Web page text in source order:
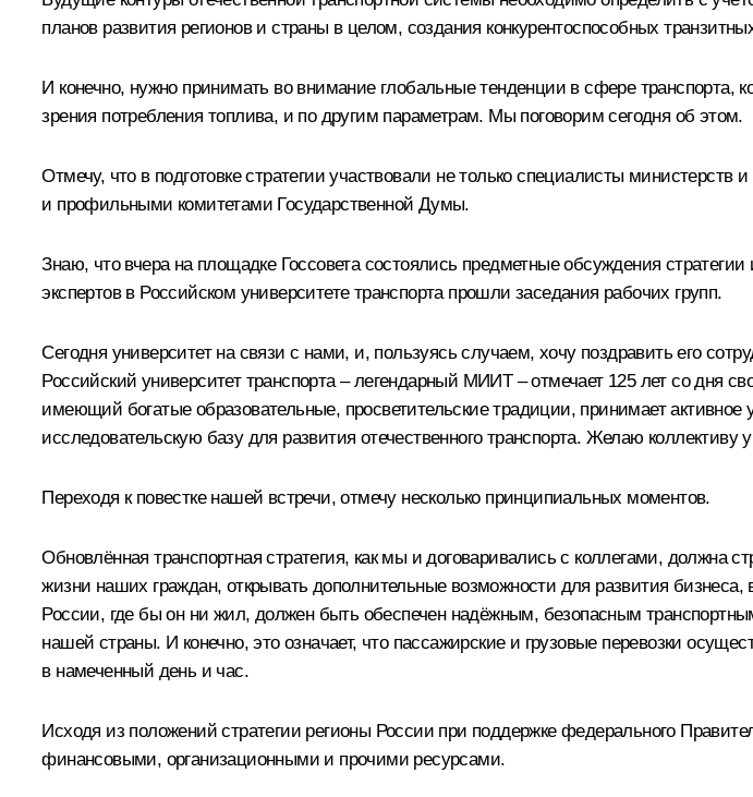
планов развития регионов и страны в целом, создания конкурентоспособных
И конечно, нужно принимать во внимание глобальные тенденции в сфере
зрения потребления топлива, и по другим параметрам. Мы поговорим сегодня об этом.
Отмечу, что в подготовке стратегии участвовали не только специалисты
и профильными комитетами Государственной Думы.
Знаю, что вчера на площадке Госсовета состоялись предметные обсуждения
экспертов в Российском университете транспорта прошли заседания рабочих групп.
Сегодня университет на связи с нами, и, пользуясь случаем, хочу поздравить его
Российский университет транспорта – легендарный МИИТ – отмечает 125 лет со дня
имеющий богатые образовательные, просветительские традиции, принимает активное
исследовательскую базу для развития отечественного транспорта. Желаю коллективу
Переходя к повестке нашей встречи, отмечу несколько принципиальных моментов.
Обновлённая транспортная стратегия, как мы и договаривались с коллегами, должна
жизни наших граждан, открывать дополнительные возможности для развития
России, где бы он ни жил, должен быть обеспечен надёжным, безопасным
нашей страны. И конечно, это означает, что пассажирские и грузовые перевозки
в намеченный день и час.
Исходя из положений стратегии регионы России при поддержке федерального
финансовыми, организационными и прочими ресурсами.